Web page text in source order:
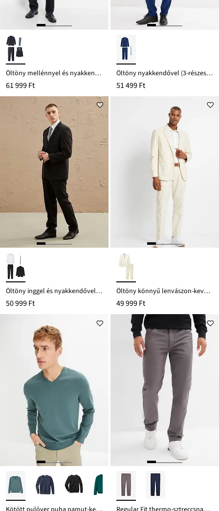
Öltöny mellénnyel és nyakkendővel (4-részes szett), Regular Fit
61 999 Ft
Öltöny nyakkendővel (3-részes szett), Slim Fit
51 499 Ft
Öltöny inggel és nyakkendővel (4-részes szett), Regular Fit
50 999 Ft
Öltöny könnyű lenvászon-keverékből (2-részes szett), Regular Fit
49 999 Ft